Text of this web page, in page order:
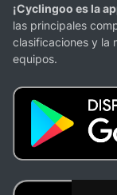
¡Cyclingoo es la
las principales
clasificaciones y la
equipos.